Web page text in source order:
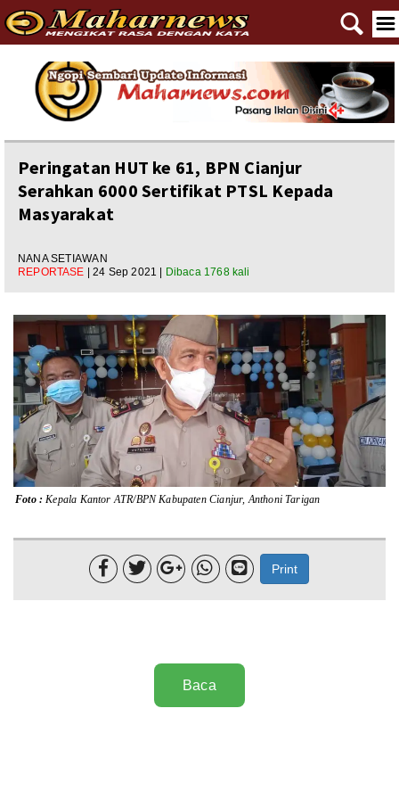
Home
Reportase
Editorial
Ragam
Polpem
Pilkada
Lainnya
Sosial
Pertanian
Edukasi
☰
🔍
Peringatan HUT ke 61, BPN Cianjur
Serahkan 6000 Sertifikat PTSL Kepada
Masyarakat
NANA SETIAWAN
REPORTASE
| 24 Sep 2021 | Dibaca 1768 kali
Foto : Kepala Kantor ATR/BPN Kabupaten Cianjur, Anthoni Tarigan
     Print
Baca